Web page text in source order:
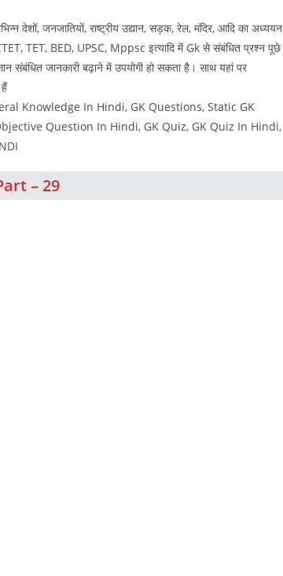
देशों, जनजातियों, राष्ट्रीय उद्यान, सड़क, रेल, मंदिर, आदि का अध्ययन
TET, BED, UPSC, Mppsc इत्यादि में Gk से संबंधित प्रश्न पूछे
संबंधित जानकारी बढ़ाने में उपयोगी हो सकता है। साथ यहां पर
Knowledge In Hindi, GK Questions, Static GK
Question In Hindi, GK Quiz, GK Quiz In Hindi,
– 29